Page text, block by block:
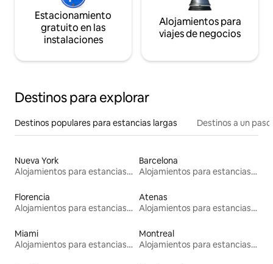
Estacionamiento
gratuito en las
instalaciones
Alojamientos para
viajes de negocios
Destinos para explorar
Destinos populares para estancias largas Destinos a un
Nueva York
Alojamientos para estancias largas
Barcelona
Alojamientos para estancias largas
Florencia
Alojamientos para estancias largas
Atenas
Alojamientos para estancias largas
Miami
Alojamientos para estancias largas
Montreal
Alojamientos para estancias largas